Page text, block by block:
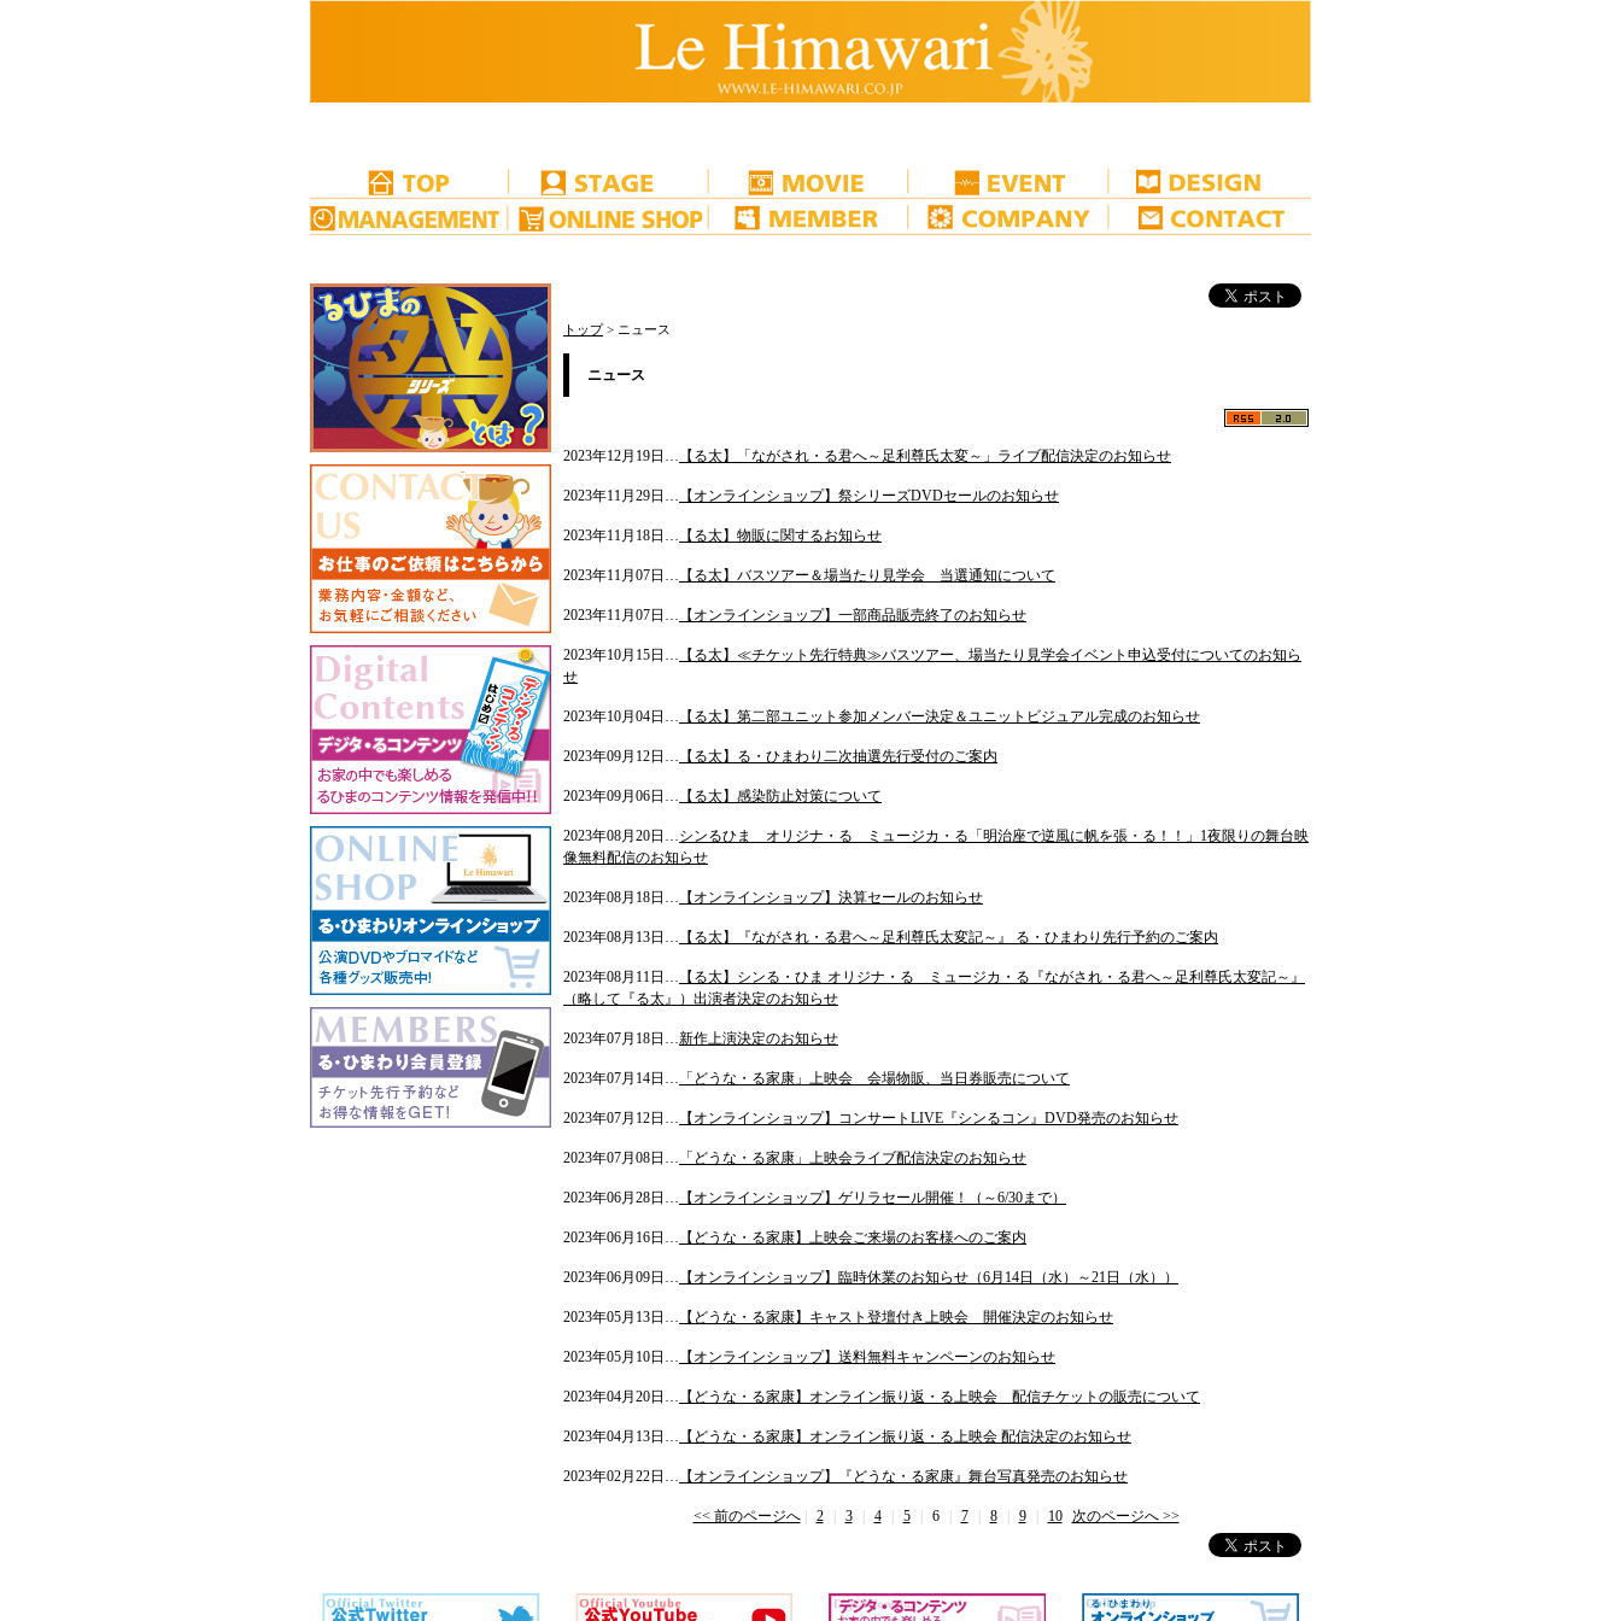
トップ> ニュース
ニュース
2023年12月19日… 【る太】「ながされ・る君へ～足利尊氏太変～」ライブ配信決定のお知らせ
2023年11月29日… 【オンラインショップ】祭シリーズDVDセールのお知らせ
2023年11月18日… 【る太】物販に関するお知らせ
2023年11月07日… 【る太】バスツアー＆場当たり見学会 当選通知について
2023年11月07日… 【オンラインショップ】一部商品販売終了のお知らせ
2023年10月15日… 【る太】≪チケット先行特典≫バスツアー、場当たり見学会イベント申込受付についてのお知ら
せ
2023年10月04日… 【る太】第二部ユニット参加メンバー決定＆ユニットビジュアル完成のお知らせ
2023年09月12日… 【る太】る・ひまわり二次抽選先行受付のご案内
2023年09月06日… 【る太】感染防止対策について
2023年08月20日…シンるひま オリジナ・る ミュージカ・る「明治座で逆風に帆を張・る！！」1夜限りの舞台映
像無料配信のお知らせ
2023年08月18日… 【オンラインショップ】決算セールのお知らせ
2023年08月13日… 【る太】『ながされ・る君へ～足利尊氏太変記～』 る・ひまわり先行予約のご案内
2023年08月11日… 【る太】シンる・ひま オリジナ・る ミュージカ・る『ながされ・る君へ～足利尊氏太変記～』
（略して『る太』）出演者決定のお知らせ
2023年07月18日…新作上演決定のお知らせ
2023年07月14日… 「どうな・る家康」上映会 会場物販、当日券販売について
2023年07月12日… 【オンラインショップ】コンサートLIVE『シンるコン』DVD発売のお知らせ
2023年07月08日… 「どうな・る家康」上映会ライブ配信決定のお知らせ
2023年06月28日… 【オンラインショップ】ゲリラセール開催！（～6/30まで）
2023年06月16日… 【どうな・る家康】上映会ご来場のお客様へのご案内
2023年06月09日… 【オンラインショップ】臨時休業のお知らせ（6月14日（水）～21日（水））
2023年05月13日… 【どうな・る家康】キャスト登壇付き上映会 開催決定のお知らせ
2023年05月10日… 【オンラインショップ】送料無料キャンペーンのお知らせ
2023年04月20日… 【どうな・る家康】オンライン振り返・る上映会 配信チケットの販売について
2023年04月13日… 【どうな・る家康】オンライン振り返・る上映会 配信決定のお知らせ
2023年02月22日… 【オンラインショップ】『どうな・る家康』舞台写真発売のお知らせ
<< 前のページへ| 2 3 4 5 6 7 8 9 10 次のページへ >>